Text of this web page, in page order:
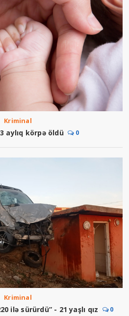
Kriminal
aylıq körpə öldü 0
Kriminal
ilə sürürdü” - 21 yaşlı qız 0